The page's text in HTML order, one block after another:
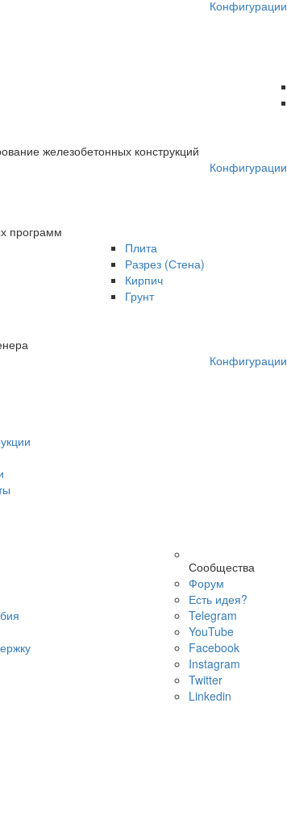
железобетонных конструкций
программ
Плита
Разрез (Стена)
Кирпич
Грунт
Сообщества
Форум
Есть идея?
Telegram
YouTube
Facebook
Instagram
Twitter
Linkedin